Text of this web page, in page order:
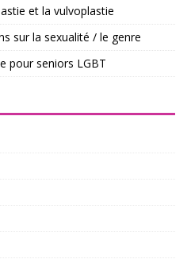
et la vulvoplastie
sur la sexualité / le genre
pour seniors LGBT